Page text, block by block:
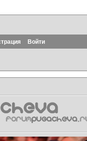
Войти